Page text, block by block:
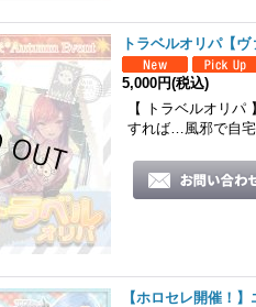
トラベルオリパ【ヴ
5,000円(税込)
【 トラベルオリ
すれば…風邪で自
【ホロセレ開催！